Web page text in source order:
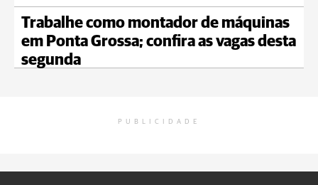
Trabalhe como montador de máquinas
em Ponta Grossa; confira as vagas desta
segunda
PUBLICIDADE